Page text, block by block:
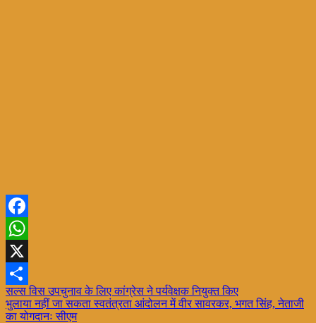
Facebook
WhatsApp
X
Share
Post
navigation
सल्स विस उपचुनाव के लिए कांग्रेस ने पर्यवेक्षक नियुक्त किए
भुलाया नहीं जा सकता स्वतंत्रता आंदोलन में वीर सावरकर, भगत सिंह, नेताजी
का योगदानः सीएम